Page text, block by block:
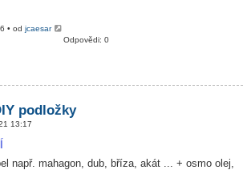
• od jcaesar
Odpovědi: 0
podložky
13:17
např. mahagon, dub, bříza, akát ... + osmo olej,